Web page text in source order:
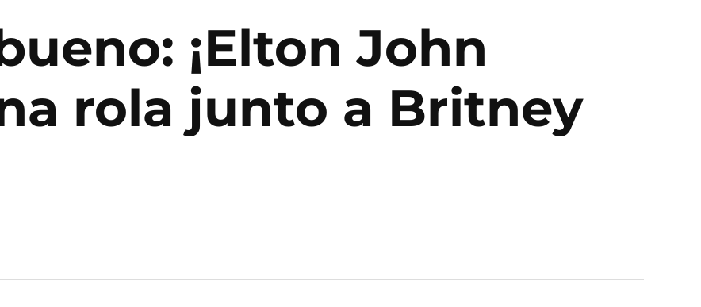
¡Elton John
rola junto a Britney